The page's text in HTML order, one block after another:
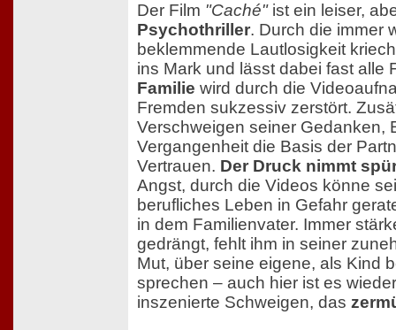
Der Film "Caché"ist ein leiser,
Psychothriller. Durch die immer
beklemmende Lautlosigkeit
ins Mark und lässt dabei fast alle
Familie wird durch die
Fremden sukzessiv zerstört.
Verschweigen seiner Gedanken,
Vergangenheit die Basis der
Vertrauen. Der Druck nimmt
Angst, durch die Videos könne
berufliches Leben in Gefahr
in dem Familienvater. Immer
gedrängt, fehlt ihm in seiner
Mut, über seine eigene, als Kind
sprechen – auch hier ist es
inszenierte Schweigen, das